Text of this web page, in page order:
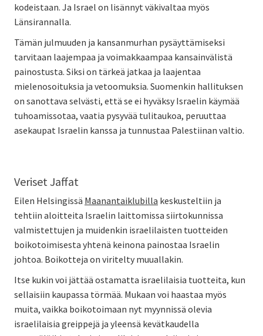
kodeistaan. Ja Israel on lisännyt väkivaltaa myös
Länsirannalla.
Tämän julmuuden ja kansanmurhan pysäyttämiseksi
tarvitaan laajempaa ja voimakkaampaa kansainvälistä
painostusta. Siksi on tärkeä jatkaa ja laajentaa
mielenosoituksia ja vetoomuksia. Suomenkin hallituksen
on sanottava selvästi, että se ei hyväksy Israelin käymää
tuhoamissotaa, vaatia pysyvää tulitaukoa, peruuttaa
asekaupat Israelin kanssa ja tunnustaa Palestiinan valtio.
Veriset Jaffat
Eilen Helsingissä Maanantaiklubilla keskusteltiin ja
tehtiin aloitteita Israelin laittomissa siirtokunnissa
valmistettujen ja muidenkin israelilaisten tuotteiden
boikotoimisesta yhtenä keinona painostaa Israelin
johtoa. Boikotteja on viritelty muuallakin.
Itse kukin voi jättää ostamatta israelilaisia tuotteita, kun
sellaisiin kaupassa törmää. Mukaan voi haastaa myös
muita, vaikka boikotoimaan nyt myynnissä olevia
israelilaisia greippejä ja yleensä kevätkaudella